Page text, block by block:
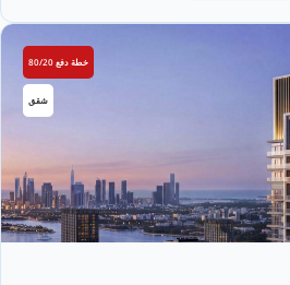
خطة دفع 80/20
شقق